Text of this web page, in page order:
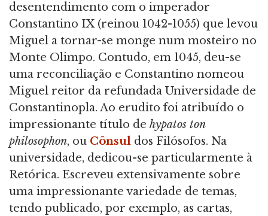
desentendimento com o imperador
Constantino IX (reinou 1042-1055) que levou
Miguel a tornar-se monge num mosteiro no
Monte Olimpo. Contudo, em 1045, deu-se
uma reconciliação e Constantino nomeou
Miguel reitor da refundada Universidade de
Constantinopla. Ao erudito foi atribuído o
impressionante título de hypatos ton
philosophon, ou Cônsul dos Filósofos. Na
universidade, dedicou-se particularmente à
Retórica. Escreveu extensivamente sobre
uma impressionante variedade de temas,
tendo publicado, por exemplo, as cartas,